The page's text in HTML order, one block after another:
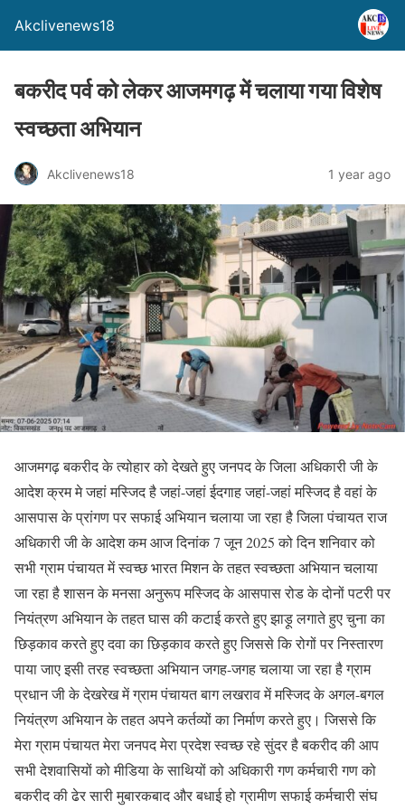
Akclivenews18
बकरीद पर्व को लेकर आजमगढ़ में चलाया गया विशेष
स्वच्छता अभियान
Akclivenews18 1 year ago
आजमगढ़ बकरीद के त्योहार को देखते हुए जनपद के जिला अधिकारी जी के
आदेश क्रम मे जहां मस्जिद है जहां-जहां ईदगाह जहां-जहां मस्जिद है वहां के
आसपास के प्रांगण पर सफाई अभियान चलाया जा रहा है जिला पंचायत राज
अधिकारी जी के आदेश कम आज दिनांक 7 जून 2025 को दिन शनिवार को
सभी ग्राम पंचायत में स्वच्छ भारत मिशन के तहत स्वच्छता अभियान चलाया
जा रहा है शासन के मनसा अनुरूप मस्जिद के आसपास रोड के दोनों पटरी पर
नियंत्रण अभियान के तहत घास की कटाई करते हुए झाड़ू लगाते हुए चुना का
छिड़काव करते हुए दवा का छिड़काव करते हुए जिससे कि रोगों पर निस्तारण
पाया जाए इसी तरह स्वच्छता अभियान जगह-जगह चलाया जा रहा है ग्राम
प्रधान जी के देखरेख में ग्राम पंचायत बाग लखराव में मस्जिद के अगल-बगल
नियंत्रण अभियान के तहत अपने कर्तव्यों का निर्माण करते हुए। जिससे कि
मेरा ग्राम पंचायत मेरा जनपद मेरा प्रदेश स्वच्छ रहे सुंदर है बकरीद की आप
सभी देशवासियों को मीडिया के साथियों को अधिकारी गण कर्मचारी गण को
बकरीद की ढेर सारी मुबारकबाद और बधाई हो ग्रामीण सफाई कर्मचारी संघ